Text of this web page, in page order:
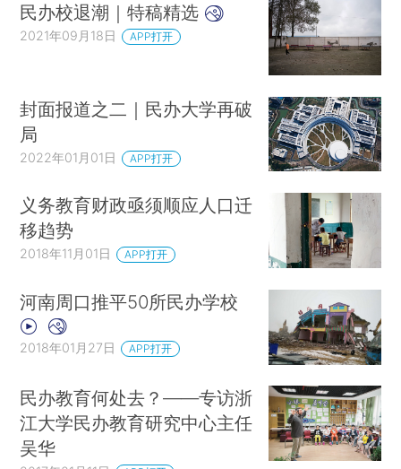
民办校退潮｜特稿精选
2021年09月18日 APP打开
封面报道之二｜民办大学再破
局
2022年01月01日 APP打开
义务教育财政亟须顺应人口迁
移趋势
2018年11月01日 APP打开
河南周口推平50所民办学校
2018年01月27日 APP打开
民办教育何处去？——专访浙
江大学民办教育研究中心主任
吴华